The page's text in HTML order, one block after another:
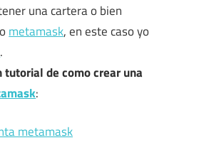
una cartera o bien
o metamask, en este caso yo
.
tutorial de como crear una
:
metamask